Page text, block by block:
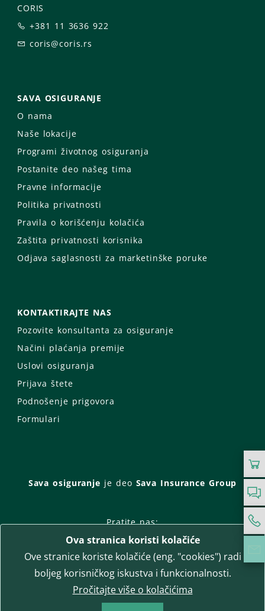
CORIS
+381 11 3636 922
coris@coris.rs
SAVA OSIGURANJE
O nama
Naše lokacije
Programi životnog osiguranja
Postanite deo našeg tima
Pravne informacije
Politika privatnosti
Pravila o korišćenju kolačića
Zaštita privatnosti korisnika
Odjava saglasnosti za marketinške poruke
KONTAKTIRAJTE NAS
Pozovite konsultanta za osiguranje
Načini plaćanja premije
Uslovi osiguranja
Prijava štete
Podnošenje prigovora
Formulari
Sava osiguranje je deo Sava Insurance Group
Pratite nas:
Facebook
Instagram
LinkedIn
Twitter
YouTube
WhatsApp
T-media d.o.o. | napredne komunikacije
Ova stranica koristi kolačiće
Ove stranice koriste kolačiće (eng. "cookies") radi
boljeg korisničkog iskustva i funkcionalnosti.
Pročitajte više o kolačićima